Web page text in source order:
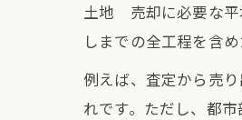
土地 売却に必要な平
しまでの全工程を含
例えば、査定から売
れです。ただし、都